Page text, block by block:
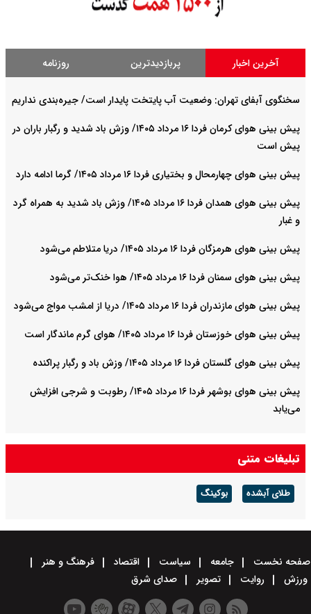
آخرین اخبار پربازدیدترین روزنامه
سخنگوی آبفای تهران: وضعیت آب پایتخت پایدار است/ جیره‌بندی نداریم
پیش بینی هوای کرمان فردا ۱۶ مرداد ۱۴۰۵/ وزش باد شدید و رگبار باران در
پیش است
پیش بینی هوای چهارمحال و بختیاری فردا ۱۶ مرداد ۱۴۰۵/ گرما ادامه دارد
پیش بینی هوای همدان فردا ۱۶ مرداد ۱۴۰۵/ وزش باد شدید به همراه گرد
و غبار
پیش بینی هوای هرمزگان فردا ۱۶ مرداد ۱۴۰۵/ دریا متلاطم می‌شود
پیش بینی هوای سمنان فردا ۱۶ مرداد ۱۴۰۵/ هوا خنک‌تر می‌شود
پیش بینی هوای مازندران فردا ۱۶ مرداد ۱۴۰۵/ دریا از امشب مواج می‌شود
پیش بینی هوای خوزستان فردا ۱۶ مرداد ۱۴۰۵/ هوای گرم ماندگار است
پیش بینی هوای گلستان فردا ۱۶ مرداد ۱۴۰۵/ وزش باد و رگبار پراکنده
پیش بینی هوای بوشهر فردا ۱۶ مرداد ۱۴۰۵/ رطوبت و شرجی افزایش
می‌یابد
تبلیغات متنی
طلای آبشده بوکینگ
صفحه نخست جامعه سیاست اقتصاد
فرهنگ و هنر
ورزش
روایت تصویر صدای شرق